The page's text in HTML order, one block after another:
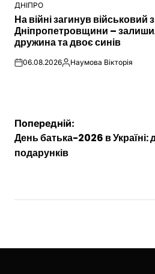
ОПУБЛІКУВАТИ
У
ДНІПРО
На війні загинув військовий з
Дніпропетровщини –
дружина та двоє синів
on06.08.2026Опубліковано
Наумова Вікторія
Навігація
записів
Попередній:
День батька-2026 в Україні:
подарунків